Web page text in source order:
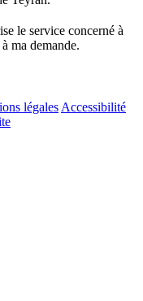
le service concerné à
ma demande.
légales Accessibilité